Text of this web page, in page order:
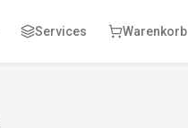
Services Warenkorb